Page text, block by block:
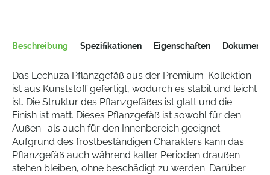
Beschreibung Spezifikationen Eigenschaften
Das Lechuza Pflanzgefäß aus der Premium-Kollektion
ist aus Kunststoff gefertigt, wodurch es stabil und leicht
ist. Die Struktur des Pflanzgefäßes ist glatt und die
Finish ist matt. Dieses Pflanzgefäß ist sowohl für den
Außen- als auch für den Innenbereich geeignet.
Aufgrund des frostbeständigen Charakters kann das
Pflanzgefäß auch während kalter Perioden draußen
stehen bleiben, ohne beschädigt zu werden. Darüber